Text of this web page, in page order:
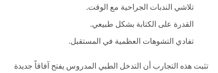
تلاشي الندبات الجراحية مع الوقت.
القدرة على الكتابة بشكل طبيعي.
تفادي التشوهات العظمية في المستقبل.
تثبت هذه التجارب أن التدخل الطبي المدروس يفتح آفاقاً جديدة